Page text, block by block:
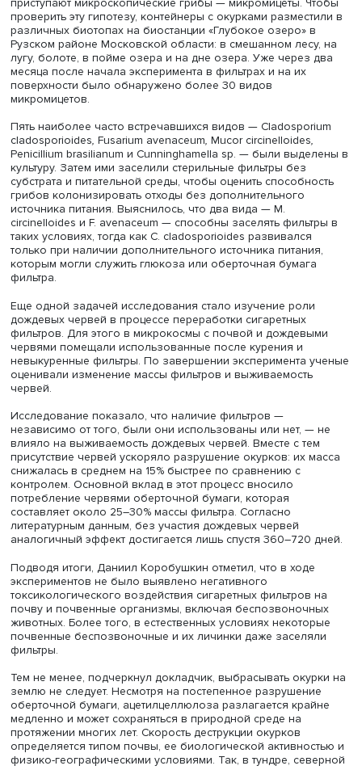
Биофильтры в целом теряли массу быстрее обычных.
разрушения бумажной оболочки угольная часть
заселялась грибами активнее, чем ацетилцеллюлоза,
выпадала и постепенно смешивалась с почвой.
биофильтры в северных широтах — в тундре и
— практически не разрушались и сохранялись почти в
неизменном состоянии.
Даниил Коробушкин пояснил, что скорость потери
фильтра напрямую зависит от активности
климатических условий. В аридных и северных
частности в опустыненных степях Калмыкии с
климатом и небольшим количеством осадков, а также в
тундрах Кольского полуострова с низкими
температурами и в целом невысокой биологической
активностью почв, деструкция происходит значительно
медленнее, чем в условиях умеренного климата.
Ученые предположили, что первыми к переработке
приступают микроскопические грибы — микромицеты.
проверить эту гипотезу, контейнеры с окурками
различных биотопах на биостанции «Глубокое озеро»
Рузском районе Московской области: в смешанном
лугу, болоте, в пойме озера и на дне озера. Уже через
поверхности было обнаружено более 30 видов
микромицетов.
Пять наиболее часто встречавшихся видов —
cladosporioides,Fusarium avenaceum,Mucor circinelloides
Penicillium brasilianum и Cunninghamella sp. — были
культуру. Затем ими заселили стерильные фильтры без
субстрата и питательной среды, чтобы оценить
грибов колонизировать отходы без дополнительного
источника питания. Выяснилось, что два вида — M.
circinelloides и F. avenaceum — способны заселять
таких условиях, тогда как C. cladosporioides развивался
только при наличии дополнительного источника
которым могли служить глюкоза или оберточная
фильтра.
Еще одной задачей исследования стало изучение роли
дождевых червей в процессе переработки сигаретных
фильтров. Для этого в микрокосмы с почвой и
червями помещали использованные после курения и
невыкуренные фильтры. По завершении эксперимента
оценивали изменение массы фильтров и выживаемость